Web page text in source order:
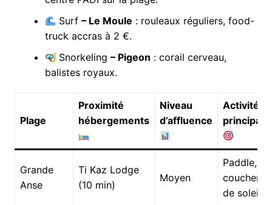
Surf– Le Moule : rouleaux réguliers, food-
truck accras à 2 €.
Snorkeling– Pigeon : corail cerveau,
balistes royaux.
Plage
Proximité
hébergements
Niveau
d’affluence
Activités
Grande
Anse
Ti Kaz Lodge
(10 min)
Moyen
Paddle,
couchers
de soleil